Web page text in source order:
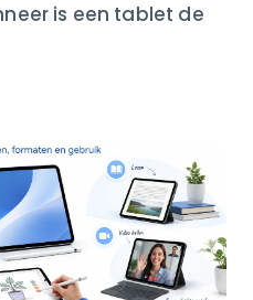
is een tablet de